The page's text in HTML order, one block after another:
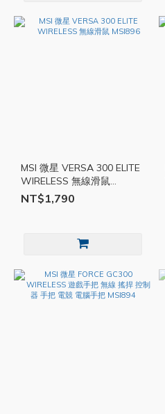
MSI 微星 VERSA 300 ELITE
WIRELESS 無線滑鼠
MSI896
NT$1,790